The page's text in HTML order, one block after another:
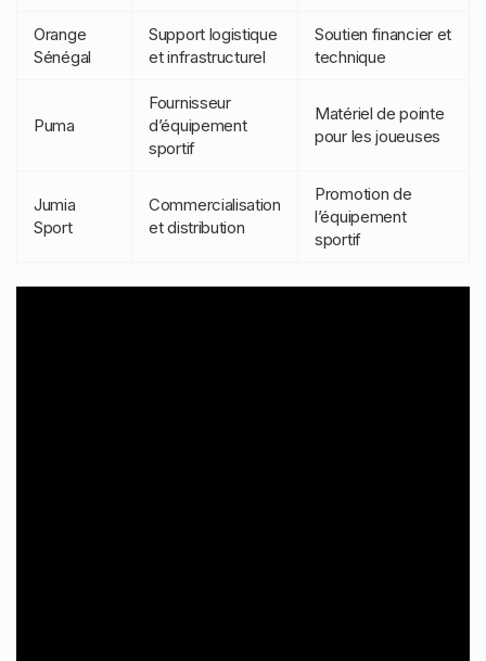
Orange
Sénégal
Support logistique
et infrastructurel
Soutien financier et
technique
Puma
Fournisseur
d’équipement
sportif
Matériel de pointe
pour les joueuses
Jumia
Sport
Commercialisation
et distribution
Promotion de
l’équipement
sportif